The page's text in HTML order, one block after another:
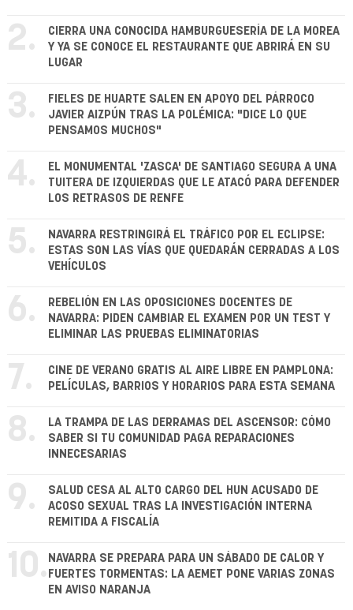
2.
CIERRA UNA CONOCIDA HAMBURGUESERÍA DE LA MOREA
Y YA SE CONOCE EL RESTAURANTE QUE ABRIRÁ EN SU
LUGAR
3.
FIELES DE HUARTE SALEN EN APOYO DEL PÁRROCO
JAVIER AIZPÚN TRAS LA POLÉMICA: "DICE LO QUE
PENSAMOS MUCHOS"
4.
EL MONUMENTAL 'ZASCA' DE SANTIAGO SEGURA A UNA
TUITERA DE IZQUIERDAS QUE LE ATACÓ PARA DEFENDER
LOS RETRASOS DE RENFE
5.
NAVARRA RESTRINGIRÁ EL TRÁFICO POR EL ECLIPSE:
ESTAS SON LAS VÍAS QUE QUEDARÁN CERRADAS A LOS
VEHÍCULOS
6.
REBELIÓN EN LAS OPOSICIONES DOCENTES DE
NAVARRA: PIDEN CAMBIAR EL EXAMEN POR UN TEST Y
ELIMINAR LAS PRUEBAS ELIMINATORIAS
7.
CINE DE VERANO GRATIS AL AIRE LIBRE EN PAMPLONA:
PELÍCULAS, BARRIOS Y HORARIOS PARA ESTA SEMANA
8.
LA TRAMPA DE LAS DERRAMAS DEL ASCENSOR: CÓMO
SABER SI TU COMUNIDAD PAGA REPARACIONES
INNECESARIAS
9.
SALUD CESA AL ALTO CARGO DEL HUN ACUSADO DE
ACOSO SEXUAL TRAS LA INVESTIGACIÓN INTERNA
REMITIDA A FISCALÍA
10. NAVARRA SE PREPARA PARA UN SÁBADO DE CALOR Y
FUERTES TORMENTAS: LA AEMET PONE VARIAS ZONAS
EN AVISO NARANJA